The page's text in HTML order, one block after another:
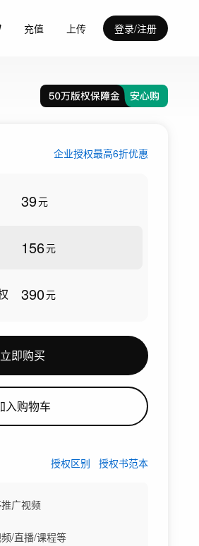
充值 上传 登录/注册
企业授权最高6折优惠
39元
156元
390元
立即购买
入购物车
授权区别 授权书范本
广视频
/直播/课程等